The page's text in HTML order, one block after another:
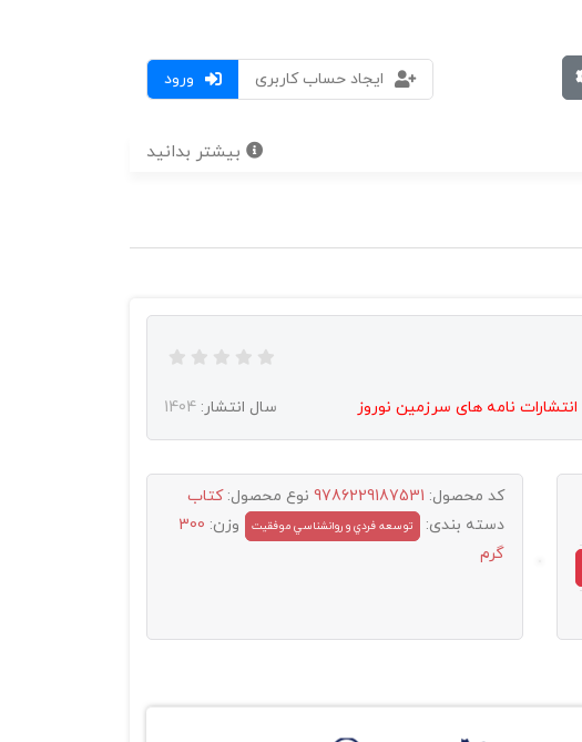
ورود
ایجاد حساب کاربری
بیشتر بدانید
انتشارات نامه های سرزمین نوروز سال انتشار: 1404
کد محصول: 9786229187531 نوع محصول:کتاب
دسته بندی:
توسعه فردي و روانشناسي موفقيت وزن: 300
گرم